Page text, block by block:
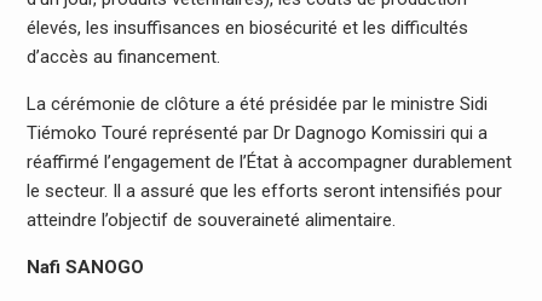
élevés, les insuffisances en biosécurité et les difficultés
d’accès au financement.
La cérémonie de clôture a été présidée par le ministre Sidi
Tiémoko Touré représenté par Dr Dagnogo Komissiri qui a
réaffirmé l’engagement de l’État à accompagner durablement
le secteur. Il a assuré que les efforts seront intensifiés pour
atteindre l’objectif de souveraineté alimentaire.
Nafi SANOGO